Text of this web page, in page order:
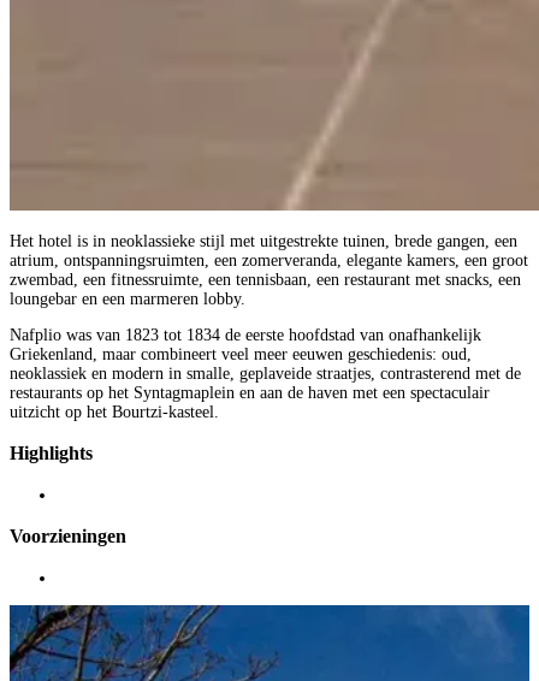
Het hotel is in neoklassieke stijl met uitgestrekte tuinen, brede gangen, een
atrium, ontspanningsruimten, een zomerveranda, elegante kamers, een groot
zwembad, een fitnessruimte, een tennisbaan, een restaurant met snacks, een
loungebar en een marmeren lobby.
Nafplio was van 1823 tot 1834 de eerste hoofdstad van onafhankelijk
Griekenland, maar combineert veel meer eeuwen geschiedenis: oud,
neoklassiek en modern in smalle, geplaveide straatjes, contrasterend met de
restaurants op het Syntagmaplein en aan de haven met een spectaculair
uitzicht op het Bourtzi-kasteel.
Highlights
Voorzieningen